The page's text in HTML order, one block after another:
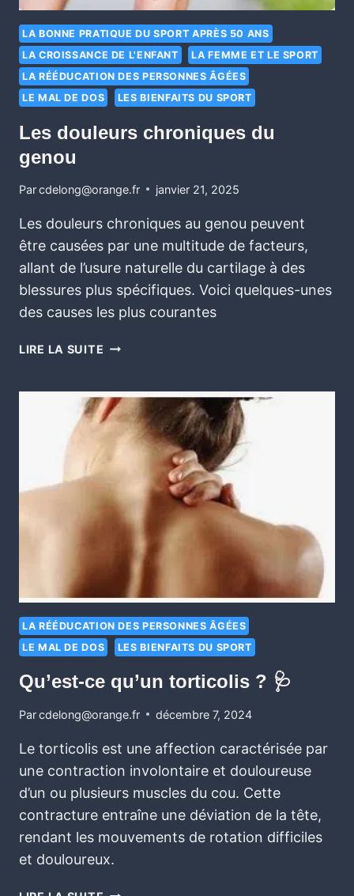
LA BONNE PRATIQUE DU SPORT APRÈS 50 ANS
LA CROISSANCE DE L'ENFANT
LA FEMME ET LE SPORT
LA RÉÉDUCATION DES PERSONNES ÂGÉES
LE MAL DE DOS
LES BIENFAITS DU SPORT
Les douleurs chroniques du
genou
Parcdelong@orange.fr janvier 21, 2025
Les douleurs chroniques au genou peuvent
être causées par une multitude de facteurs,
allant de l’usure naturelle du cartilage à des
blessures plus spécifiques. Voici quelques-unes
des causes les plus courantes
LIRE LA SUITE
LA RÉÉDUCATION DES PERSONNES ÂGÉES
LE MAL DE DOS
LES BIENFAITS DU SPORT
Qu’est-ce qu’un torticolis ? 🩺
Parcdelong@orange.fr décembre 7, 2024
Le torticolis est une affection caractérisée par
une contraction involontaire et douloureuse
d’un ou plusieurs muscles du cou. Cette
contracture entraîne une déviation de la tête,
rendant les mouvements de rotation difficiles
et douloureux.